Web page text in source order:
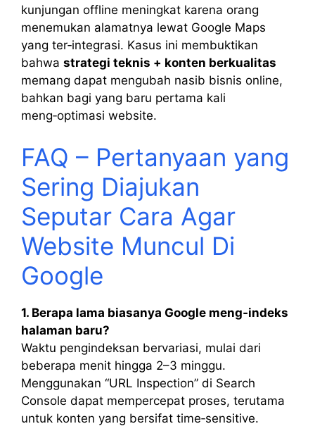
kunjungan offline meningkat karena orang
menemukan alamatnya lewat Google Maps
yang ter‑integrasi. Kasus ini membuktikan
bahwa strategi teknis + konten berkualitas
memang dapat mengubah nasib bisnis online,
bahkan bagi yang baru pertama kali
meng‑optimasi website.
FAQ – Pertanyaan yang
Sering Diajukan
Seputar Cara Agar
Website Muncul Di
Google
1. Berapa lama biasanya Google meng‑indeks
halaman baru?
Waktu pengindeksan bervariasi, mulai dari
beberapa menit hingga 2–3 minggu.
Menggunakan “URL Inspection” di Search
Console dapat mempercepat proses, terutama
untuk konten yang bersifat time‑sensitive.